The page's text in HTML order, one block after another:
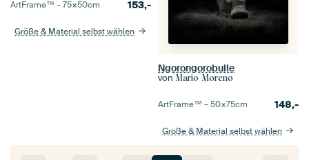
ArtFrame™ –75×50cm 153,-
Größe & Material selbst wählen
Ngorongorobulle
von Mario Moreno
ArtFrame™ –50×75cm 148,-
Größe & Material selbst wählen